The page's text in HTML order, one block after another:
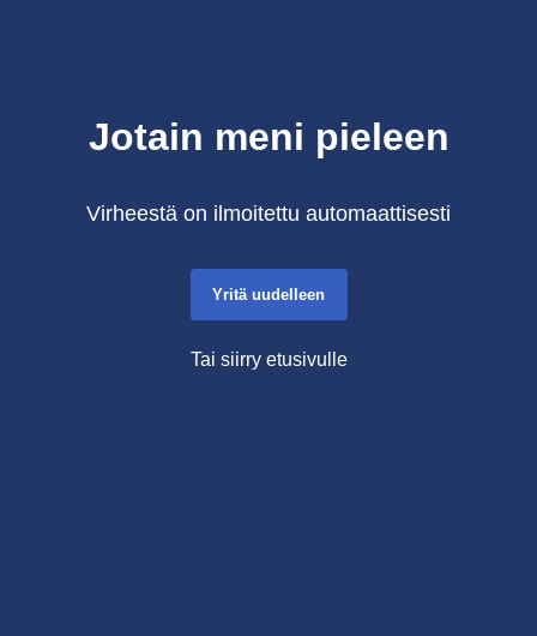
Jotain meni pieleen
Virheestä on ilmoitettu automaattisesti
Yritä uudelleen
Tai siirry etusivulle